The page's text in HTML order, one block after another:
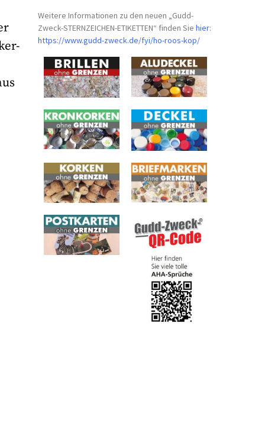
Weitere Informationen zu den neuen „Gudd-
Zweck-STERNZEICHEN-ETIKETTEN“ finden Siehier:
https://www.gudd-zweck.de/fyi/ho-roos-kop/